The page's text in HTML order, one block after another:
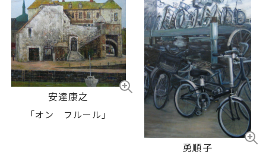
安達康之
「オン フルール」
勇順子